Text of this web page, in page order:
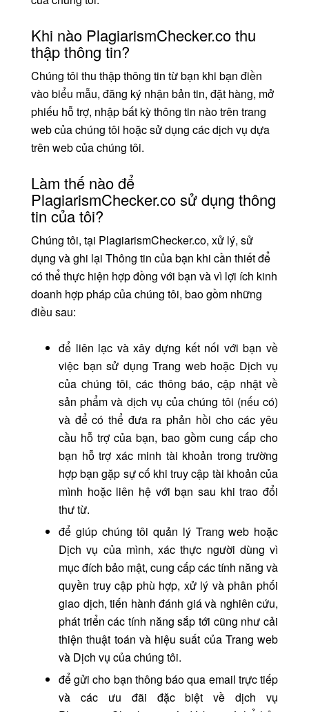
Khi nào PlagiarismChecker.co thu
thập thông tin?
Chúng tôi thu thập thông tin từ bạn khi bạn điền
vào biểu mẫu, đăng ký nhận bản tin, đặt hàng, mở
phiếu hỗ trợ, nhập bất kỳ thông tin nào trên trang
web của chúng tôi hoặc sử dụng các dịch vụ dựa
trên web của chúng tôi.
Làm thế nào để
PlagiarismChecker.co sử dụng thông
tin của tôi?
Chúng tôi, tại PlagiarismChecker.co, xử lý, sử
dụng và ghi lại Thông tin của bạn khi cần thiết để
có thể thực hiện hợp đồng với bạn và vì lợi ích kinh
doanh hợp pháp của chúng tôi, bao gồm những
điều sau:
để liên lạc và xây dựng kết nối với bạn về
việc bạn sử dụng Trang web hoặc Dịch vụ
của chúng tôi, các thông báo, cập nhật về
sản phẩm và dịch vụ của chúng tôi (nếu có)
và để có thể đưa ra phản hồi cho các yêu
cầu hỗ trợ của bạn, bao gồm cung cấp cho
bạn hỗ trợ xác minh tài khoản trong trường
hợp bạn gặp sự cố khi truy cập tài khoản của
mình hoặc liên hệ với bạn sau khi trao đổi
thư từ.
để giúp chúng tôi quản lý Trang web hoặc
Dịch vụ của mình, xác thực người dùng vì
mục đích bảo mật, cung cấp các tính năng và
quyền truy cập phù hợp, xử lý và phân phối
giao dịch, tiến hành đánh giá và nghiên cứu,
phát triển các tính năng sắp tới cũng như cải
thiện thuật toán và hiệu suất của Trang web
và Dịch vụ của chúng tôi.
để gửi cho bạn thông báo qua email trực tiếp
và các ưu đãi đặc biệt về dịch vụ